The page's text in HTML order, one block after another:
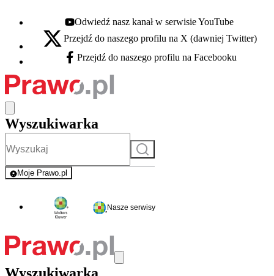
Youtube - otwiera się w nowej karcie
Odwiedź nasz kanał w serwisie YouTube
X - otwiera się w nowej karcie
Przejdź do naszego profilu na X (dawniej Twitter)
Facebook - otwiera się w nowej karcie
Przejdź do naszego profilu na Facebooku
Wyszukiwarka
Szukaj
Moje Prawo.pl
- rejestracja i logowanie do serwisu
Nasze serwisy